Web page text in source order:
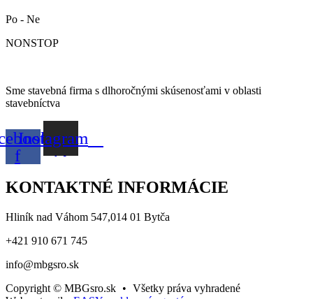
Po - Ne
NONSTOP
Sme stavebná firma s dlhoročnými skúsenosťami v oblasti
stavebníctva
f
Instagram
KONTAKTNÉ INFORMÁCIE
Hliník nad Váhom 547,014 01 Bytča
+421 910 671 745
info@mbgsro.sk
Copyright © MBGsro.sk • Všetky práva vyhradené